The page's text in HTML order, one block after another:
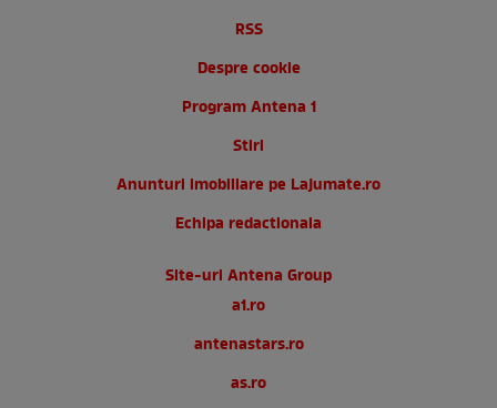
RSS
Despre cookie
Program Antena 1
Stiri
Anunturi imobiliare pe Lajumate.ro
Echipa redactionala
Site-uri Antena Group
a1.ro
antenastars.ro
as.ro